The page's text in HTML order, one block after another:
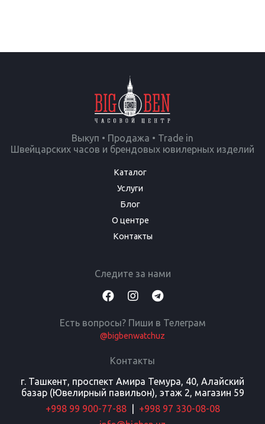
Выкуп • Продажа • Trade in
Швейцарских часов и брендовых ювилерных изделий
Каталог
Услуги
Блог
О центре
Контакты
Следите за нами
Есть вопросы? Пиши в Телеграм
@bigbenwatchuz
Контакты
г. Ташкент, проспект Амира Темура, 40, Алайский
базар (Ювелирный павильон), этаж 2, магазин 59
+998 99 900-77-88
+998 97 330-08-08